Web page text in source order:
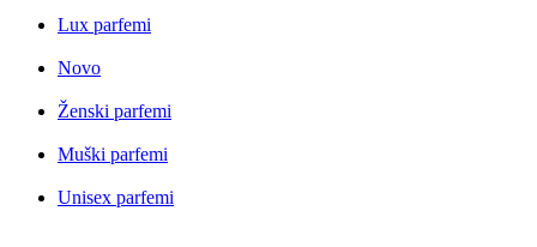
Lux parfemi
Novo
Ženski parfemi
Muški parfemi
Unisex parfemi